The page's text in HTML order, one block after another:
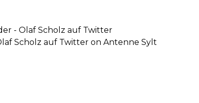
- Olaf Scholz auf Twitter
Scholz auf Twitter on Antenne Sylt